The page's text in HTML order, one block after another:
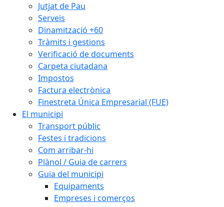
Jutjat de Pau
Serveis
Dinamització +60
Tràmits i gestions
Verificació de documents
Carpeta ciutadana
Impostos
Factura electrònica
Finestreta Única Empresarial (FUE)
El municipi
Transport públic
Festes i tradicions
Com arribar-hi
Plànol / Guia de carrers
Guia del municipi
Equipaments
Empreses i comerços